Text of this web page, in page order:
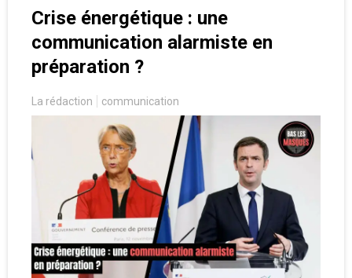
Crise énergétique : une
communication alarmiste en
préparation ?
La rédaction communication